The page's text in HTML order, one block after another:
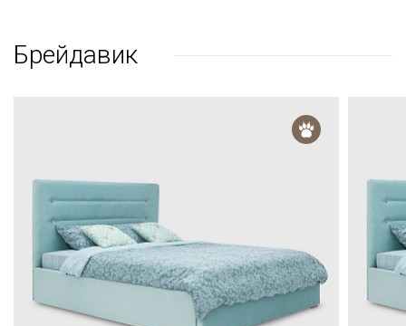
Брейдавик